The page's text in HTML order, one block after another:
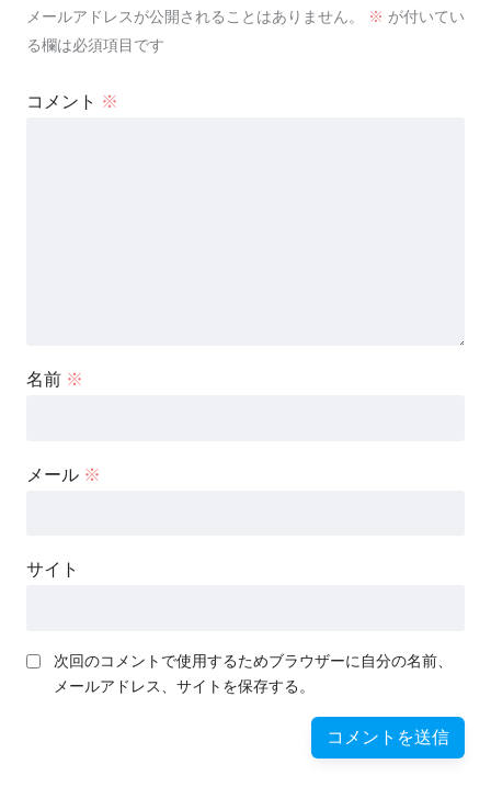
メールアドレスが公開されることはありません。 ※ が付いてい
る欄は必須項目です
コメント ※
名前 ※
メール ※
サイト
次回のコメントで使用するためブラウザーに自分の名前、
メールアドレス、サイトを保存する。